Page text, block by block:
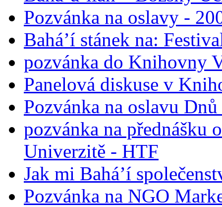
Pozvánka na oslavy -
Bahá’í stánek na:
pozvánka do Knihovny
Panelová diskuse v
Pozvánka na oslavu
pozvánka na přednášku
Univerzitě - HTF
Jak mi Bahá’í
Pozvánka na NGO